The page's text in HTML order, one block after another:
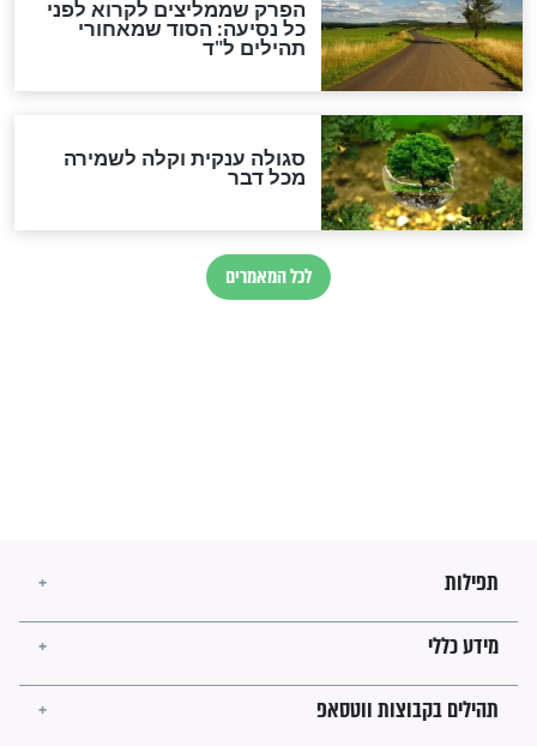
בנו של הבבא סאלי: "אלו
השניות האחרונות לפני מלחמה
עולמית"
מה יהיו גבולות ארץ ישראל
בזמן הגאולה?